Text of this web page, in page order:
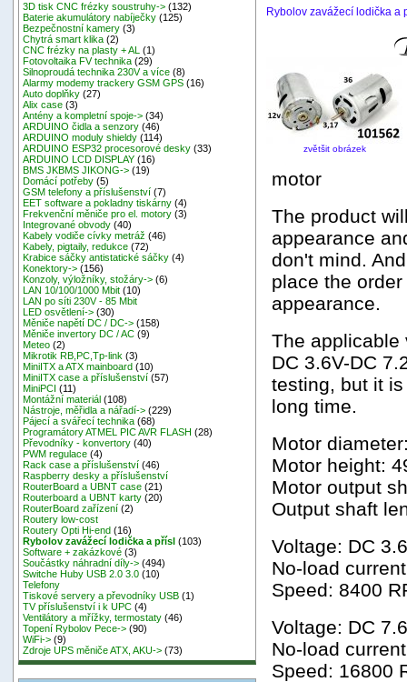
3D tisk CNC frézky soustruhy-> (132)
Baterie akumulátory nabíječky (125)
Bezpečnostní kamery (3)
Chytrá smart klika (2)
CNC frézky na plasty + AL
(1)
Fotovoltaika FV technika (29)
Silnoproudá technika 230V a více (8)
Alarmy modemy trackery GSM GPS (16)
Auto doplňky (27)
Alix case (3)
Antény a kompletní spoje-> (34)
ARDUINO čidla a senzory (46)
ARDUINO moduly shieldy (114)
ARDUINO ESP32 procesorové desky (33)
ARDUINO LCD DISPLAY (16)
BMS JKBMS JIKONG-> (19)
Domácí potřeby (5)
GSM telefony a příslušenství (7)
EET software a pokladny tiskárny (4)
Frekvenční měniče pro el. motory (3)
Integrované obvody (40)
Kabely vodiče cívky metráž (46)
Kabely, pigtaily, redukce (72)
Krabice sáčky antistatické sáčky (4)
Konektory-> (156)
Konzoly, výložníky, stožáry-> (6)
LAN 10/100/1000 Mbit (10)
LAN po síti 230V - 85 Mbit
LED osvětlení-> (30)
Měniče napětí DC / DC-> (158)
Měniče invertory DC / AC (9)
Meteo (2)
Mikrotik RB,PC,Tp-link (3)
MiniITX a ATX mainboard (10)
MiniITX case a příslušenství (57)
MiniPCI (11)
Montážní materiál (108)
Nástroje, měřidla a nářadí-> (229)
Pájecí a svářecí technika (68)
Programátory ATMEL PIC AVR FLASH (28)
Převodníky - konvertory (40)
PWM regulace (4)
Rack case a příslušenství (46)
Raspberry desky a příslušenství
RouterBoard a UBNT case (21)
Routerboard a UBNT karty (20)
RouterBoard zařízení (2)
Routery low-cost
Routery Opti Hi-end (16)
Rybolov zavážecí lodička a přísl (103)
Software + zakázkové (3)
Součástky náhradní díly-> (494)
Switche Huby USB 2.0 3.0 (10)
Telefony
Tiskové servery a převodníky USB (1)
TV příslušenství i k UPC (4)
Ventilátory a mřížky, termostaty (46)
Topení Rybolov Pece-> (90)
WiFi-> (9)
Zdroje UPS měniče ATX, AKU-> (73)
Rybolov zavážecí lodička a
zvětšit obrázek
motor
The product
appearance
don't mind.
place the
appearance.
The applicable
DC 3.6V-DC
testing, but it
long time.
Motor
Motor height:
Motor output
Output shaft
Voltage: DC
No-load
Speed: 8400
Voltage: DC
No-load
Speed: 16800